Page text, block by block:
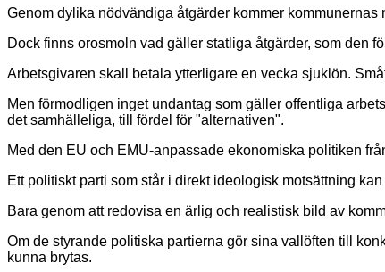
Genom dylika nödvändiga åtgärder kommer
Dock finns orosmoln vad gäller statliga åtgärder, som den
Arbetsgivaren skall betala ytterligare en vecka sjuklön.
Men förmodligen inget undantag som gäller offentliga
det samhälleliga, till fördel för "alternativen".
Med den EU och EMU-anpassade ekonomiska politiken
Ett politiskt parti som står i direkt ideologisk motsättning
Bara genom att redovisa en ärlig och realistisk bild av
Om de styrande politiska partierna gör sina vallöften till
kunna brytas.